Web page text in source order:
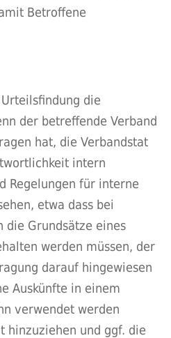
Betroffene
die
der betreffende Verband
hat, die Verbandstat
intern
Regelungen für interne
etwa dass bei
Grundsätze eines
werden müssen, der
darauf hingewiesen
Auskünfte in einem
verwendet werden
hinzuziehen und ggf. die